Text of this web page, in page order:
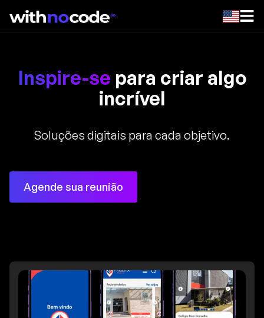
Inspire-se para criar algo
incrível
Soluções digitais para cada objetivo.
Agende sua reunião